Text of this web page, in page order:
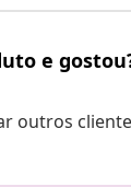
e
outros